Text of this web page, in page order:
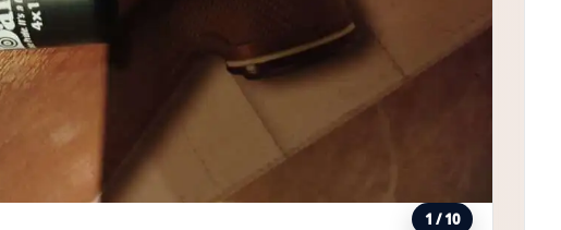
1 / 10